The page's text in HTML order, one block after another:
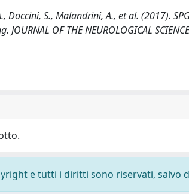
Doccini, S., Malandrini, A., et al. (2017).
OF THE NEUROLOGICAL
e tutti i diritti sono riservati, salvo